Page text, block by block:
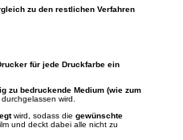
zu den restlichen Verfahren
für jede Druckfarbe ein
zu bedruckende Medium (wie zum
wird.
wird, sodass die gewünschte
und deckt dabei alle nicht zu